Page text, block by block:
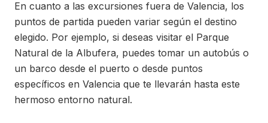
En cuanto a las excursiones fuera de Valencia, los
puntos de partida pueden variar según el destino
elegido. Por ejemplo, si deseas visitar el Parque
Natural de la Albufera, puedes tomar un autobús o
un barco desde el puerto o desde puntos
específicos en Valencia que te llevarán hasta este
hermoso entorno natural.